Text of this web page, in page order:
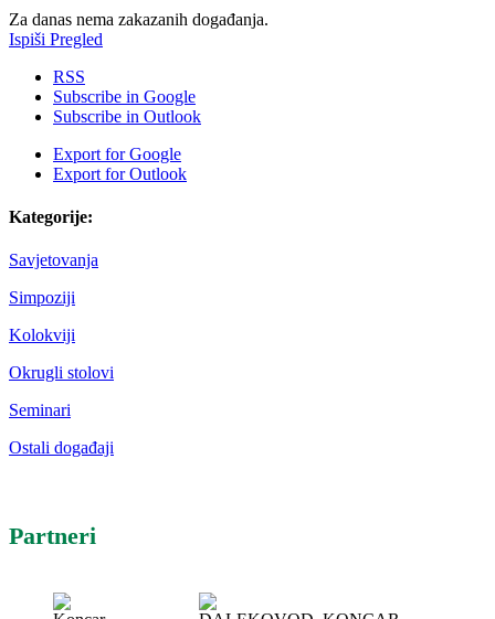
Za danas nema zakazanih događanja.
Ispiši Pregled
RSS
Subscribe in Google
Subscribe in Outlook
Export forGoogle
Export forOutlook
Kategorije:
Savjetovanja
Simpoziji
Kolokviji
Okrugli stolovi
Seminari
Ostali događaji
Partneri